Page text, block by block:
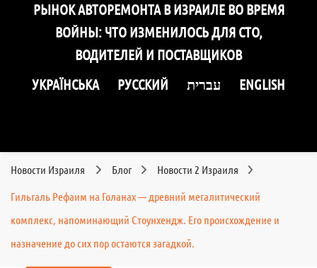
РЫНОК АВТОРЕМОНТА В ИЗРАИЛЕ ВО ВРЕМЯ
ВОЙНЫ: ЧТО ИЗМЕНИЛОСЬ ДЛЯ СТО,
ВОДИТЕЛЕЙ И ПОСТАВЩИКОВ
УКРАЇНСЬКА
РУССКИЙ עברית ENGLISH
Новости Израиля Блог Новости 2 Израиля
Гильгаль Рефаим на Голанах — древний мегалитический
комплекс, напоминающий Стоунхендж. Его происхождение и
назначение до сих пор остаются загадкой.